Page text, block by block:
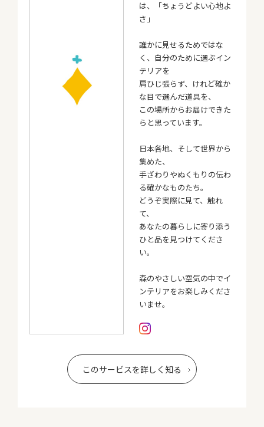
は、「ちょうどよい心地よ
さ」
誰かに見せるためではな
く、自分のために選ぶイン
テリアを
肩ひじ張らず、けれど確か
な目で選んだ道具を、
この場所からお届けできた
らと思っています。
日本各地、そして世界から
集めた、
手ざわりやぬくもりの伝わ
る確かなものたち。
どうぞ実際に見て、触れ
て、
あなたの暮らしに寄り添う
ひと品を見つけてくださ
い。
森のやさしい空気の中でイ
ンテリアをお楽しみくださ
いませ。
このサービスを詳しく知る